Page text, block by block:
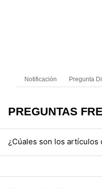
Notificación
PREGUNTAS
¿Cúales son los artículos